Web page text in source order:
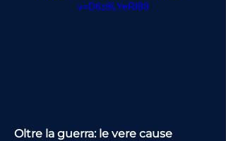
v=D6z8LYeRf80
Oltre la guerra: le vere cause